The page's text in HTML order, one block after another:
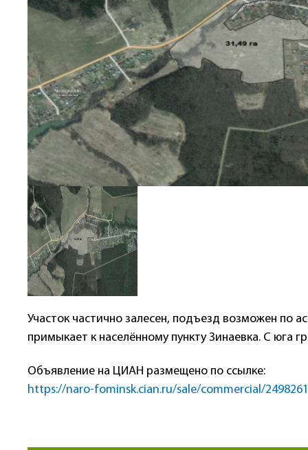
Участок частично залесен, подъезд возможен по
примыкает к населённому пункту Зинаевка. С юга
Объявление на ЦИАН размещено по ссылке:
https://naro-fominsk.cian.ru/sale/commercial/